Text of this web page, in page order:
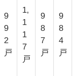
9
9
2
戸
1,
1
1
7
戸
9
8
7
戸
9
8
4
戸